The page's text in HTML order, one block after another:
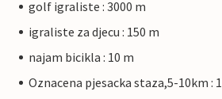
golf igraliste : 3000 m
igraliste za djecu : 150 m
najam bicikla : 10 m
Oznacena pjesacka staza,5-10km :